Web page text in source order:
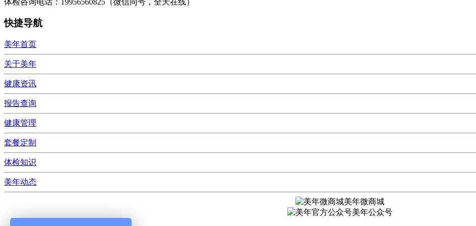
快捷导航
美年首页
关于美年
健康资讯
报告查询
健康管理
套餐定制
体检知识
美年动态
美年微商城
美年公众号